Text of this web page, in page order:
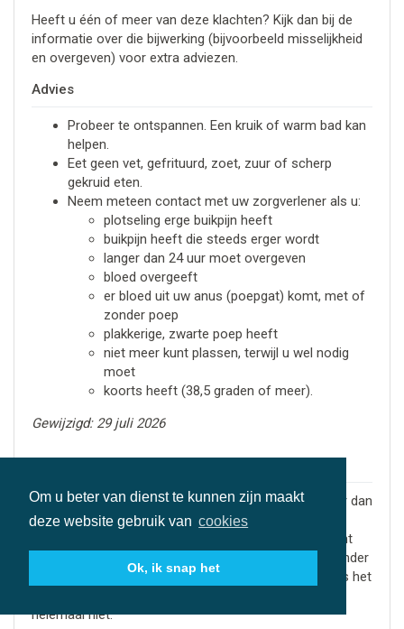
Om u beter van dienst te kunnen zijn maakt
deze website gebruik van cookies
Ok, ik snap het
Heeft u één of meer van deze klachten? Kijk dan bij de
informatie over die bijwerking (bijvoorbeeld misselijkheid
en overgeven) voor extra adviezen.
Advies
Probeer te ontspannen. Een kruik of warm bad kan
helpen.
Eet geen vet, gefrituurd, zoet, zuur of scherp
gekruid eten.
Neem meteen contact met uw zorgverlener als u:
plotseling erge buikpijn heeft
buikpijn heeft die steeds erger wordt
langer dan 24 uur moet overgeven
bloed overgeeft
er bloed uit uw anus (poepgat) komt, met of
zonder poep
plakkerige, zwarte poep heeft
niet meer kunt plassen, terwijl u wel nodig
moet
koorts heeft (38,5 graden of meer).
Gewijzigd: 29 juli 2026
Diarree is waterige dunne ontlasting waarvoor u meer dan
3 keer per dag naar de wc moet. Bij diarree nemen de
darmen minder vocht en voedingsstoffen op. Dit komt
door irritatie van de darmen, waardoor de darmen minder
goed werken. Vaak komt de aandrang plotseling. En is het
helemaal niet.